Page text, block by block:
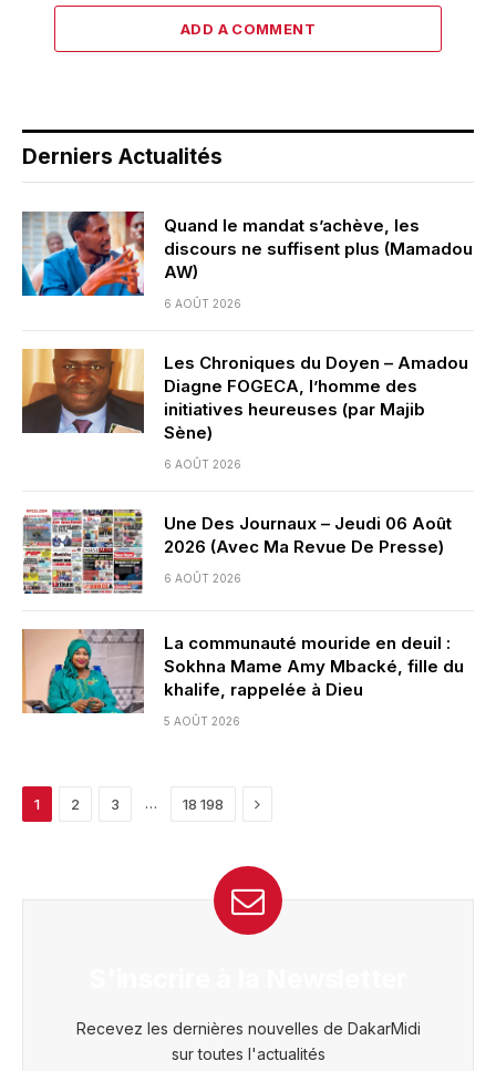
ADD A COMMENT
Derniers Actualités
Quand le mandat s’achève, les
discours ne suffisent plus (Mamadou
AW)
6 AOÛT 2026
Les Chroniques du Doyen – Amadou
Diagne FOGECA, l’homme des
initiatives heureuses (par Majib
Sène)
6 AOÛT 2026
Une Des Journaux – Jeudi 06 Août
2026 (Avec Ma Revue De Presse)
6 AOÛT 2026
La communauté mouride en deuil :
Sokhna Mame Amy Mbacké, fille du
khalife, rappelée à Dieu
5 AOÛT 2026
1 2 3 … 18 198 Next
Recevez les dernières nouvelles de DakarMidi
sur toutes l'actualités